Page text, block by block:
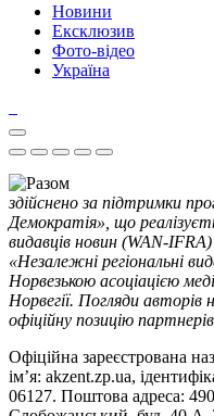
Новини
Ексклюзив
Фото-відео
Україна
здійснено за підтримки
Демократія», що
видавців новин (WAN-
«Незалежні регіональні
Норвезькою асоціацією
Норвегії. Погляди
офіційну позицію
Офіційна зареєстрована
ім’я: akzent.zp.ua,
06127. Поштова адреса: